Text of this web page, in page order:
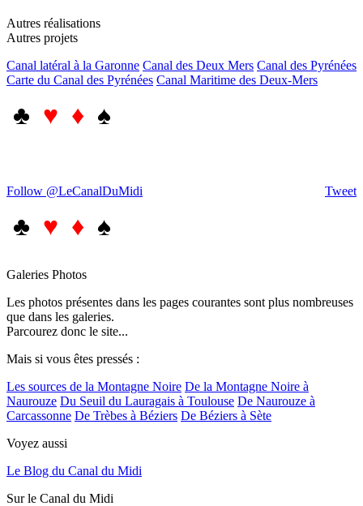
Autres réalisations
Autres projets
Canal latéral à la Garonne Canal des Deux Mers Canal des Pyrénées
Carte du Canal des Pyrénées Canal Maritime des Deux-Mers
♣ ♥ ♦ ♠
Tweet
Follow @LeCanalDuMidi
♣ ♥ ♦ ♠
Galeries Photos
Les photos présentes dans les pages courantes sont plus nombreuses
que dans les galeries.
Parcourez donc le site...
Mais si vous êtes pressés :
Les sources de la Montagne Noire De la Montagne Noire à
Naurouze Du Seuil du Lauragais à Toulouse De Naurouze à
Carcassonne De Trèbes à Béziers De Béziers à Sète
Voyez aussi
Le Blog du Canal du Midi
Sur le Canal du Midi